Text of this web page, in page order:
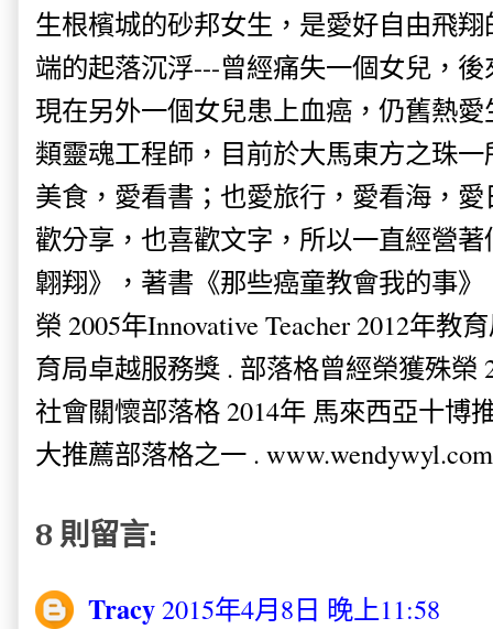
生根檳城的砂邦女生，是愛好自由飛
端的起落沉浮---曾經痛失一個女兒，
現在另外一個女兒患上血癌，仍舊熱
類靈魂工程師，目前於大馬東方之珠
美食，愛看書；也愛旅行，愛看海，
歡分享，也喜歡文字，所以一直經營
翺翔》，著書《那些癌童教會我的事
榮 2005年Innovative Teacher 2012年教
育局卓越服務獎 . 部落格曾經榮獲殊榮
社會關懷部落格 2014年 馬來西亞十博
大推薦部落格之一 . www.wendywyl.com
8 則留言:
Tracy2015年4月8日 晚上11:58